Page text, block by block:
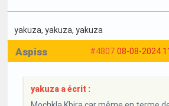
yakuza, yakuza, yakuza
#4807 08-08-2024
Aspiss
yakuza a écrit :